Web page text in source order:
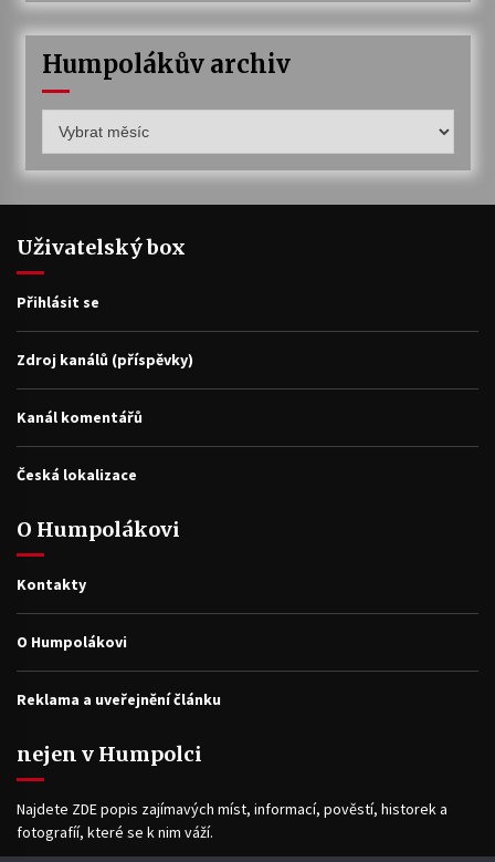
Humpolákův archiv
archiv
Uživatelský box
Přihlásit se
Zdroj kanálů (příspěvky)
Kanál komentářů
Česká lokalizace
O Humpolákovi
Kontakty
O Humpolákovi
Reklama a uveřejnění článku
nejen v Humpolci
Najdete ZDE popis zajímavých míst, informací, pověstí, historek a
fotografíí, které se k nim váží.